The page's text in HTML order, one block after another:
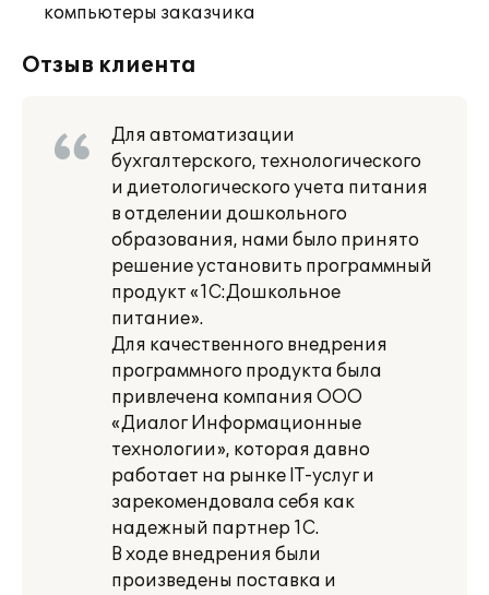
компьютеры заказчика
Отзыв клиента
Для автоматизации
бухгалтерского, технологического
и диетологического учета питания
в отделении дошкольного
образования, нами было принято
решение установить программный
продукт «1С:Дошкольное
питание».
Для качественного внедрения
программного продукта была
привлечена компания ООО
«Диалог Информационные
технологии», которая давно
работает на рынке IT-услуг и
зарекомендовала себя как
надежный партнер 1С.
В ходе внедрения были
произведены поставка и